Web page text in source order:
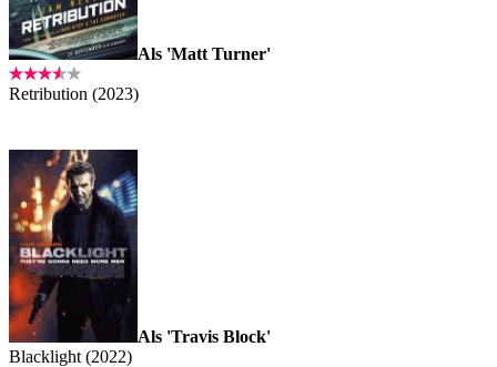
Als 'Matt Turner'
Retribution (2023)
Als 'Travis Block'
Blacklight (2022)